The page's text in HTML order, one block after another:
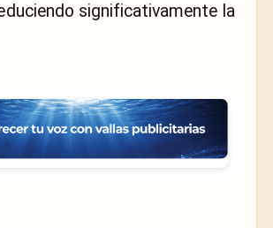
significativamente la